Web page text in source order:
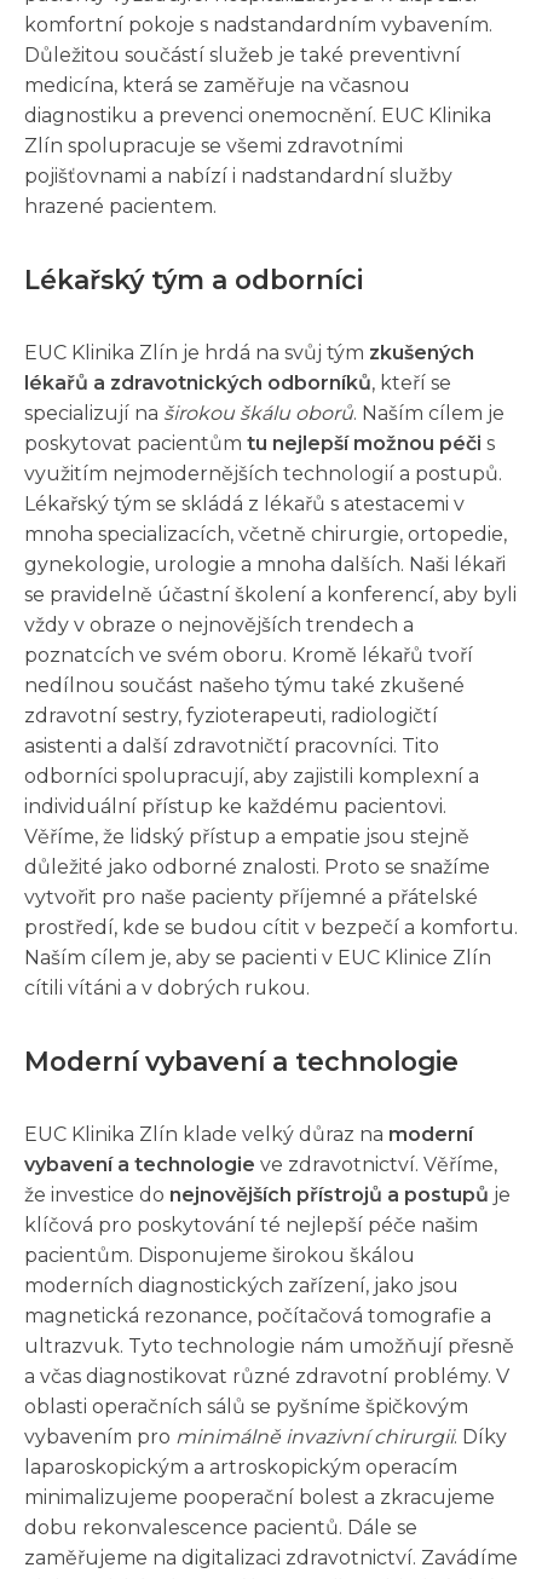
komfortní pokoje s nadstandardním vybavením.
Důležitou součástí služeb je také preventivní
medicína, která se zaměřuje na včasnou
diagnostiku a prevenci onemocnění. EUC Klinika
Zlín spolupracuje se všemi zdravotními
pojišťovnami a nabízí i nadstandardní služby
hrazené pacientem.
Lékařský tým a odborníci
EUC Klinika Zlín je hrdá na svůj tým zkušených
lékařů a zdravotnických odborníků, kteří se
specializují na širokou škálu oborů. Naším cílem je
poskytovat pacientům tu nejlepší možnou péči s
využitím nejmodernějších technologií a postupů.
Lékařský tým se skládá z lékařů s atestacemi v
mnoha specializacích, včetně chirurgie, ortopedie,
gynekologie, urologie a mnoha dalších. Naši lékaři
se pravidelně účastní školení a konferencí, aby byli
vždy v obraze o nejnovějších trendech a
poznatcích ve svém oboru. Kromě lékařů tvoří
nedílnou součást našeho týmu také zkušené
zdravotní sestry, fyzioterapeuti, radiologičtí
asistenti a další zdravotničtí pracovníci. Tito
odborníci spolupracují, aby zajistili komplexní a
individuální přístup ke každému pacientovi.
Věříme, že lidský přístup a empatie jsou stejně
důležité jako odborné znalosti. Proto se snažíme
vytvořit pro naše pacienty příjemné a přátelské
prostředí, kde se budou cítit v bezpečí a komfortu.
Naším cílem je, aby se pacienti v EUC Klinice Zlín
cítili vítáni a v dobrých rukou.
Moderní vybavení a technologie
EUC Klinika Zlín klade velký důraz na moderní
vybavení a technologie ve zdravotnictví. Věříme,
že investice do nejnovějších přístrojů a postupů je
klíčová pro poskytování té nejlepší péče našim
pacientům. Disponujeme širokou škálou
moderních diagnostických zařízení, jako jsou
magnetická rezonance, počítačová tomografie a
ultrazvuk. Tyto technologie nám umožňují přesně
a včas diagnostikovat různé zdravotní problémy. V
oblasti operačních sálů se pyšníme špičkovým
vybavením pro minimálně invazivní chirurgii. Díky
laparoskopickým a artroskopickým operacím
minimalizujeme pooperační bolest a zkracujeme
dobu rekonvalescence pacientů. Dále se
zaměřujeme na digitalizaci zdravotnictví. Zavádíme